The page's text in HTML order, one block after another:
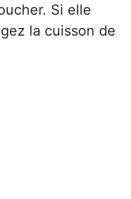
Si elle
la cuisson de